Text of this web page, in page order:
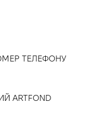
ТЕЛЕФОНУ
ARTFOND